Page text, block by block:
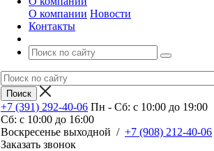
О компании Новости
Контакты
+7 (391) 292-40-06 Пн - Сб: c 10:00 до 19:00
Сб: c 10:00 до 16:00
​Воскресенье выходной / +7 (908) 212-40-06
Заказать звонок